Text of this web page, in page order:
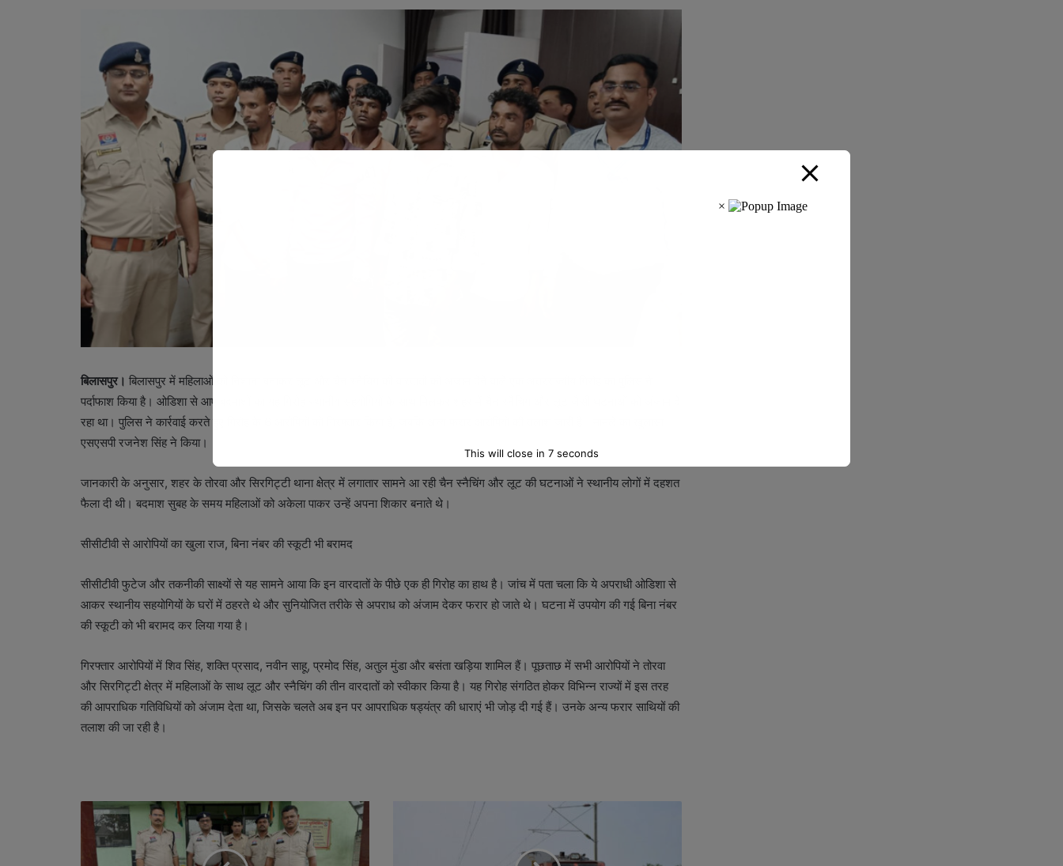
बिलासपुर। बिलासपुर में महिलाओं को निशाना बनाकर लूट और चैन स्नैचिंग की वारदातों को अंजाम देने वाले एक अंतरराज्यीय गिरोह का पुलिस ने
पर्दाफाश किया है। ओडिशा से आए बदमाशों का यह गिरोह स्थानीय सहयोगियों के साथ मिलकर शहर में चैन स्नैचिंग और लूट जैसी घटनाओं को अंजाम दे
रहा था। पुलिस ने कार्रवाई करते हुए गिरोह के 6 आरोपियों को गिरफ्तार किया है, जबकि अन्य फरार आरोपियों की तलाश जारी है। मामले का खुलासा
एसएसपी रजनेश सिंह ने किया।
जानकारी के अनुसार, शहर के तोरवा और सिरगिट्टी थाना क्षेत्र में लगातार सामने आ रही चैन स्नैचिंग और लूट की घटनाओं ने स्थानीय लोगों में दहशत
फैला दी थी। बदमाश सुबह के समय महिलाओं को अकेला पाकर उन्हें अपना शिकार बनाते थे।
सीसीटीवी से आरोपियों का खुला राज, बिना नंबर की स्कूटी भी बरामद
सीसीटीवी फुटेज और तकनीकी साक्ष्यों से यह सामने आया कि इन वारदातों के पीछे एक ही गिरोह का हाथ है। जांच में पता चला कि ये अपराधी ओडिशा से
आकर स्थानीय सहयोगियों के घरों में ठहरते थे और सुनियोजित तरीके से अपराध को अंजाम देकर फरार हो जाते थे। घटना में उपयोग की गई बिना नंबर
की स्कूटी को भी बरामद कर लिया गया है।
गिरफ्तार आरोपियों में शिव सिंह, शक्ति प्रसाद, नवीन साहू, प्रमोद सिंह, अतुल मुंडा और बसंता खड़िया शामिल हैं। पूछताछ में सभी आरोपियों ने तोरवा
और सिरगिट्टी क्षेत्र में महिलाओं के साथ लूट और स्नैचिंग की तीन वारदातों को स्वीकार किया है। यह गिरोह संगठित होकर विभिन्न राज्यों में इस तरह
की आपराधिक गतिविधियों को अंजाम देता था, जिसके चलते अब इन पर आपराधिक षड्यंत्र की धाराएं भी जोड़ दी गई हैं। उनके अन्य फरार साथियों की
तलाश की जा रही है।
This will close in 5 seconds